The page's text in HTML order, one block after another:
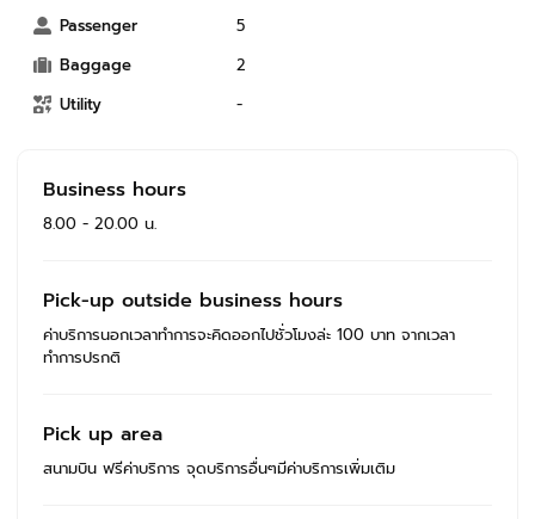
Passenger
5
Baggage
2
Utility
-
Business hours
8.00 - 20.00 น.
Pick-up outside business hours
ค่าบริการนอกเวลาทำการจะคิดออกไปชั่วโมงล่ะ 100 บาท จากเวลา
ทำการปรกติ
Pick up area
สนามบิน ฟรีค่าบริการ จุดบริการอื่นๆมีค่าบริการเพิ่มเติม